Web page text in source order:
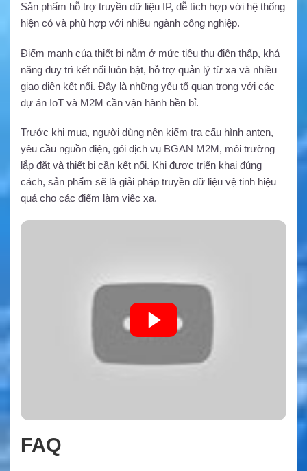
Sản phẩm hỗ trợ truyền dữ liệu IP, dễ tích hợp với hệ thống
hiện có và phù hợp với nhiều ngành công nghiệp.
Điểm mạnh của thiết bị nằm ở mức tiêu thụ điện thấp, khả
năng duy trì kết nối luôn bật, hỗ trợ quản lý từ xa và nhiều
giao diện kết nối. Đây là những yếu tố quan trọng với các
dự án IoT và M2M cần vận hành bền bỉ.
Trước khi mua, người dùng nên kiểm tra cấu hình anten,
yêu cầu nguồn điện, gói dịch vụ BGAN M2M, môi trường
lắp đặt và thiết bị cần kết nối. Khi được triển khai đúng
cách, sản phẩm sẽ là giải pháp truyền dữ liệu vệ tinh hiệu
quả cho các điểm làm việc xa.
FAQ